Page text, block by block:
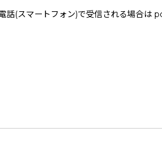
(スマートフォン)で受信される場合は